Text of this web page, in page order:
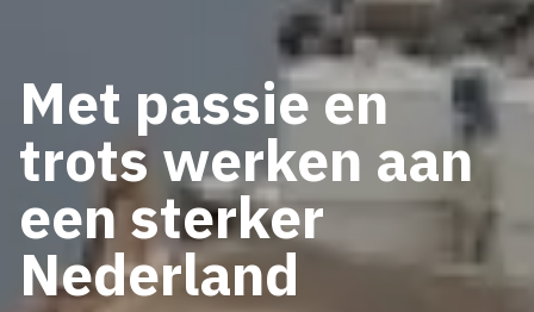
Met passie en
trots werken aan
een sterker
Nederland